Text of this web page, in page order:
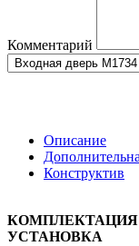
Комментарий
Описание
Конструктив
КОМПЛЕКТАЦИЯ
УСТАНОВКА